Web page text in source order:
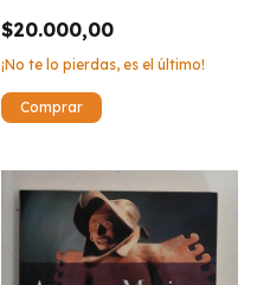
$20.000,00
¡No te lo pierdas, es el último!